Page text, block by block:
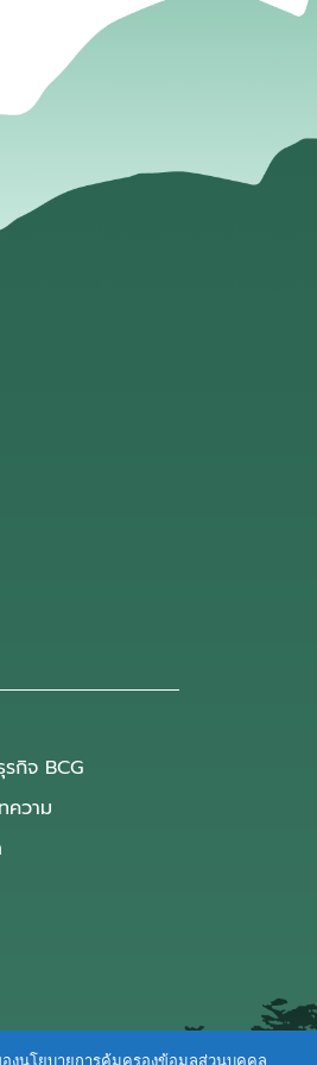
กิจ BCG
ความ
องนโยบายการคุ้มครองข้อมูลส่วนบุคคล